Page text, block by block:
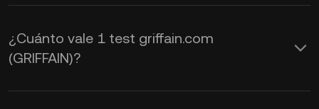
¿Cuánto vale 1 test griffain.com
(GRIFFAIN)?
KuCoin proporciona actualizaciones de